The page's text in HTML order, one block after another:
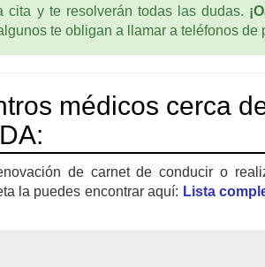
cita y te resolverán todas las dudas.
te obligan a llamar a teléfonos de
médicos cerca
de carnet de conducir o
la puedes encontrar aquí: Lista